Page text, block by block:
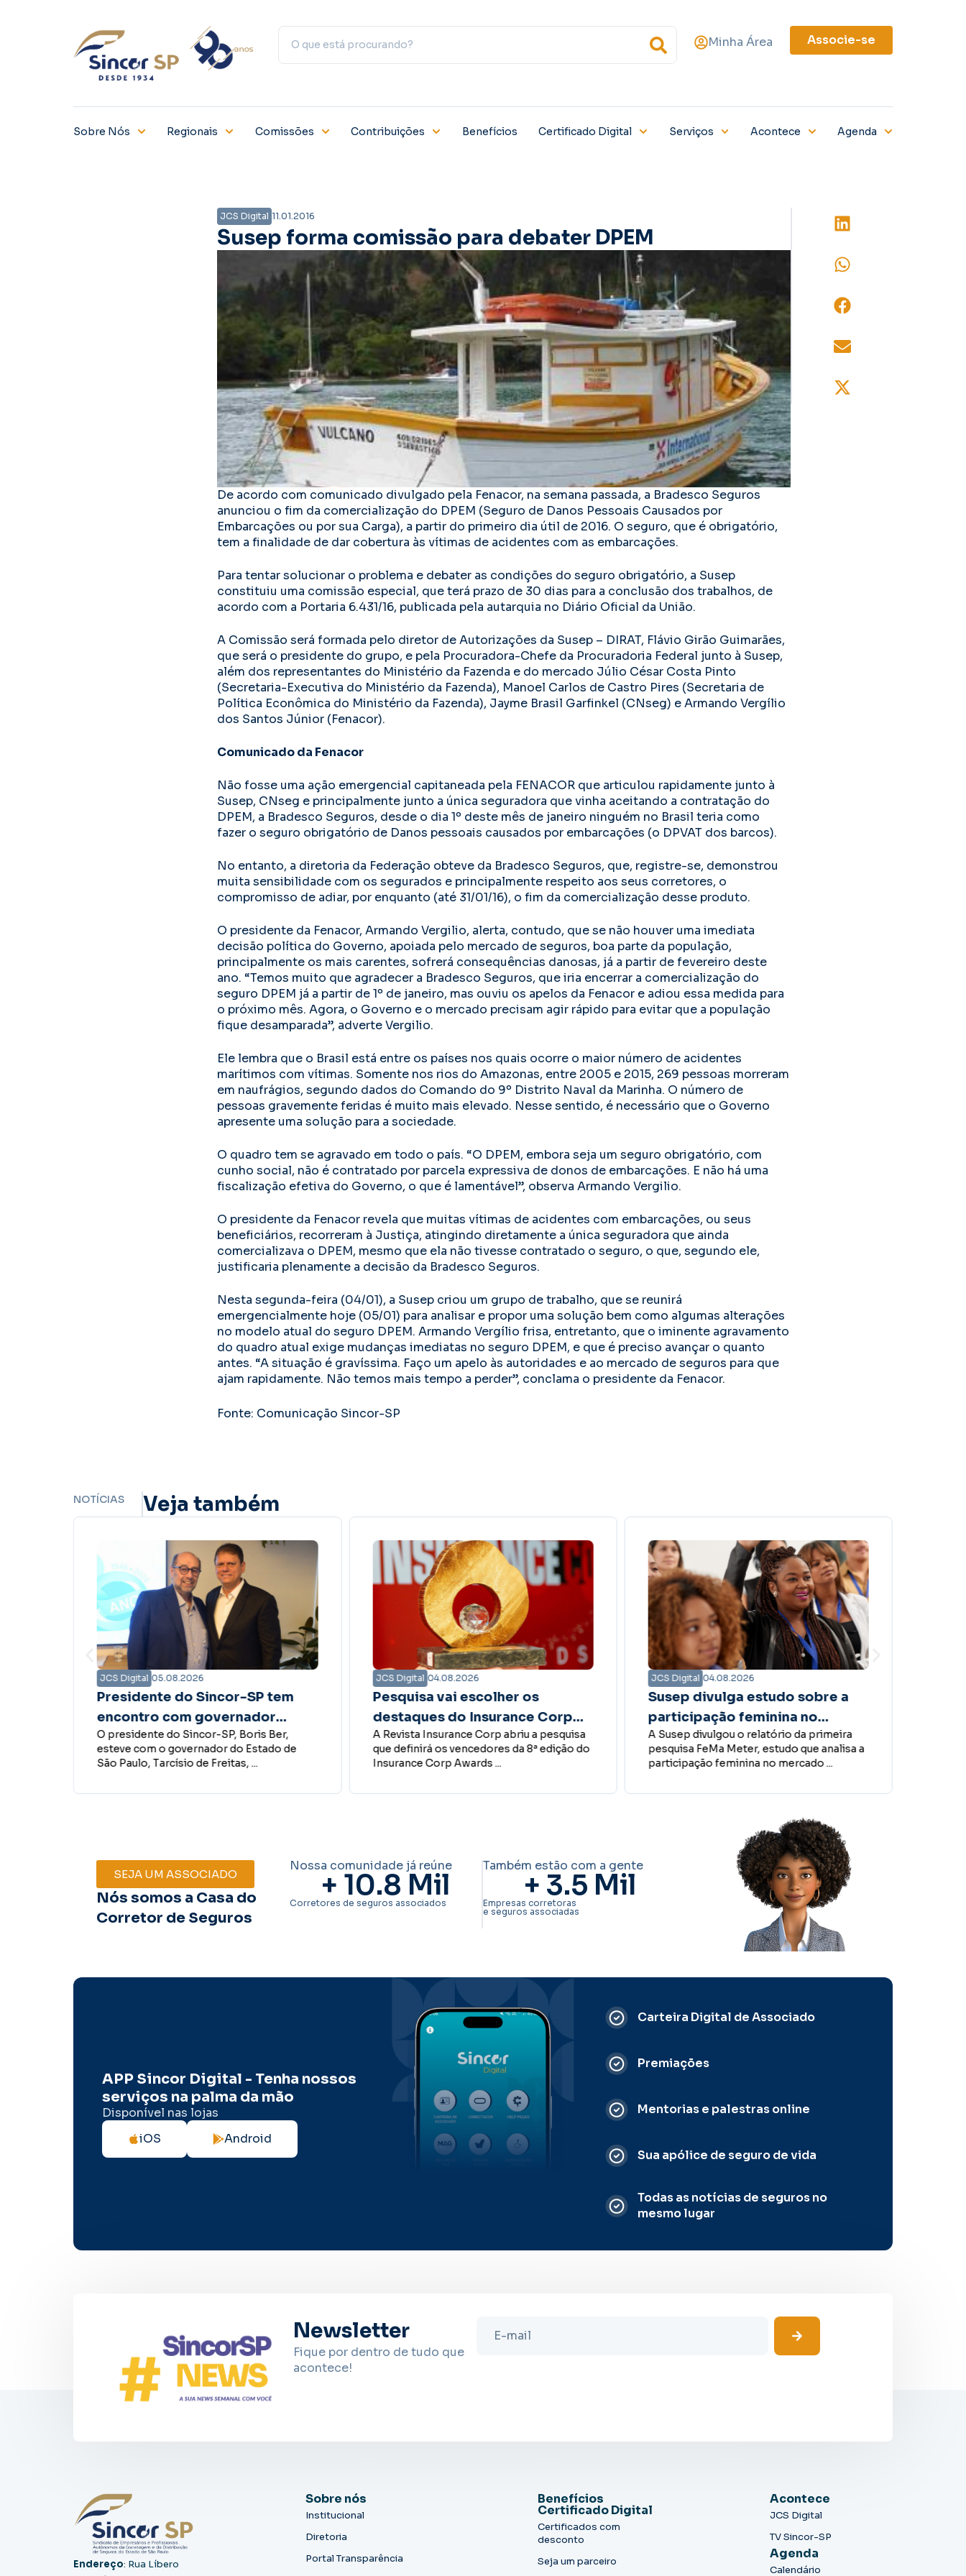
Minha Área Associe-se
Sobre Nós Regionais Comissões Contribuições Benefícios Certificado Digital Serviços Acontece Agenda
JCS Digital 11.01.2016
Susep forma comissão para debater DPEM
De acordo com comunicado divulgado pela Fenacor, na semana passada, a Bradesco Seguros
anunciou o fim da comercialização do DPEM (Seguro de Danos Pessoais Causados por
Embarcações ou por sua Carga), a partir do primeiro dia útil de 2016. O seguro, que é obrigatório,
tem a finalidade de dar cobertura às vítimas de acidentes com as embarcações.
Para tentar solucionar o problema e debater as condições do seguro obrigatório, a Susep
constituiu uma comissão especial, que terá prazo de 30 dias para a conclusão dos trabalhos, de
acordo com a Portaria 6.431/16, publicada pela autarquia no Diário Oficial da União.
A Comissão será formada pelo diretor de Autorizações da Susep – DIRAT, Flávio Girão Guimarães,
que será o presidente do grupo, e pela Procuradora-Chefe da Procuradoria Federal junto à Susep,
além dos representantes do Ministério da Fazenda e do mercado Júlio César Costa Pinto
(Secretaria-Executiva do Ministério da Fazenda), Manoel Carlos de Castro Pires (Secretaria de
Política Econômica do Ministério da Fazenda), Jayme Brasil Garfinkel (CNseg) e Armando Vergílio
dos Santos Júnior (Fenacor).
Comunicado da Fenacor
Não fosse uma ação emergencial capitaneada pela FENACOR que articulou rapidamente junto à
Susep, CNseg e principalmente junto a única seguradora que vinha aceitando a contratação do
DPEM, a Bradesco Seguros, desde o dia 1º deste mês de janeiro ninguém no Brasil teria como
fazer o seguro obrigatório de Danos pessoais causados por embarcações (o DPVAT dos barcos).
No entanto, a diretoria da Federação obteve da Bradesco Seguros, que, registre-se, demonstrou
muita sensibilidade com os segurados e principalmente respeito aos seus corretores, o
compromisso de adiar, por enquanto (até 31/01/16), o fim da comercialização desse produto.
O presidente da Fenacor, Armando Vergilio, alerta, contudo, que se não houver uma imediata
decisão política do Governo, apoiada pelo mercado de seguros, boa parte da população,
principalmente os mais carentes, sofrerá consequências danosas, já a partir de fevereiro deste
ano. “Temos muito que agradecer a Bradesco Seguros, que iria encerrar a comercialização do
seguro DPEM já a partir de 1º de janeiro, mas ouviu os apelos da Fenacor e adiou essa medida para
o próximo mês. Agora, o Governo e o mercado precisam agir rápido para evitar que a população
fique desamparada”, adverte Vergilio.
Ele lembra que o Brasil está entre os países nos quais ocorre o maior número de acidentes
marítimos com vítimas. Somente nos rios do Amazonas, entre 2005 e 2015, 269 pessoas morreram
em naufrágios, segundo dados do Comando do 9º Distrito Naval da Marinha. O número de
pessoas gravemente feridas é muito mais elevado. Nesse sentido, é necessário que o Governo
apresente uma solução para a sociedade.
O quadro tem se agravado em todo o país. “O DPEM, embora seja um seguro obrigatório, com
cunho social, não é contratado por parcela expressiva de donos de embarcações. E não há uma
fiscalização efetiva do Governo, o que é lamentável”, observa Armando Vergilio.
O presidente da Fenacor revela que muitas vítimas de acidentes com embarcações, ou seus
beneficiários, recorreram à Justiça, atingindo diretamente a única seguradora que ainda
comercializava o DPEM, mesmo que ela não tivesse contratado o seguro, o que, segundo ele,
justificaria plenamente a decisão da Bradesco Seguros.
Nesta segunda-feira (04/01), a Susep criou um grupo de trabalho, que se reunirá
emergencialmente hoje (05/01) para analisar e propor uma solução bem como algumas alterações
no modelo atual do seguro DPEM. Armando Vergílio frisa, entretanto, que o iminente agravamento
do quadro atual exige mudanças imediatas no seguro DPEM, e que é preciso avançar o quanto
antes. “A situação é gravíssima. Faço um apelo às autoridades e ao mercado de seguros para que
ajam rapidamente. Não temos mais tempo a perder”, conclama o presidente da Fenacor.
Fonte: Comunicação Sincor-SP
NOTÍCIAS Veja também
JCS Digital 05.08.2026
Presidente do Sincor-SP tem
encontro com governador
Tarcísio de Freitas para
fortalecer diálogo em prol do
O presidente do Sincor-SP, Boris Ber,
esteve com o governador do Estado de
São Paulo, Tarcísio de Freitas, ...
JCS Digital 04.08.2026
Pesquisa vai escolher os
destaques do Insurance Corp
Awards 2026
A Revista Insurance Corp abriu a pesquisa
que definirá os vencedores da 8ª edição do
Insurance Corp Awards ...
JCS Digital 04.08.2026
Susep divulga estudo sobre a
participação feminina no
mercado de seguros
A Susep divulgou o relatório da primeira
pesquisa FeMa Meter, estudo que analisa a
participação feminina no mercado ...
SEJA UM ASSOCIADO
Nós somos a Casa do
Corretor de Seguros
Nossa comunidade já reúne
+ 10.8 Mil
Corretores de seguros associados
Também estão com a gente
+ 3.5 Mil
Empresas corretoras
e seguros associadas
APP Sincor Digital - Tenha nossos
serviços na palma da mão
Disponível nas lojas
iOS
Android
Carteira Digital de Associado
Premiações
Mentorias e palestras online
Sua apólice de seguro de vida
Todas as notícias de seguros no
mesmo lugar
Newsletter
Fique por dentro de tudo que
acontece!
Endereço: Rua Líbero
Sobre nós
Institucional
Diretoria
Portal Transparência
Benefícios
Certificado Digital
Certificados com
desconto
Seja um parceiro
Acontece
JCS Digital
TV Sincor-SP
Agenda
Calendário